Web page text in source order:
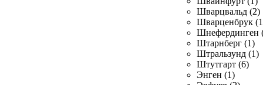
Шварцвальд (2)
Шварценбрук
Шнефердинген
Штарнберг (1)
Штральзунд (1)
Штутгарт (6)
Энген (1)